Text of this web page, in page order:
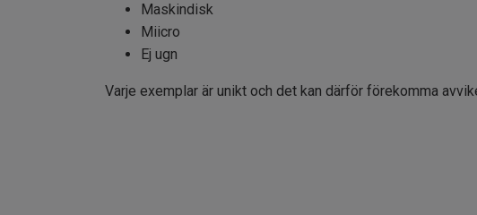
Maskindisk
Miicro
Ej ugn
Varje exemplar är unikt och det kan därför förekomma